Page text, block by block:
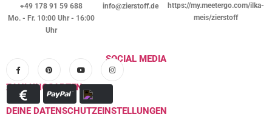
+49 178 91 59 688
Mo. - Fr. 10:00 Uhr - 16:00
Uhr
info@zierstoff.de
https://my.meetergo.com/ilka-
meis/zierstoff
SOCIAL MEDIA
ZAHLUNGSARTEN
DEINE DATENSCHUTZEINSTELLUNGEN